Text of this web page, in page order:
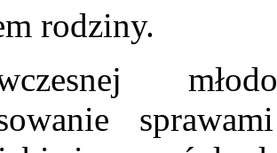
rodziny.